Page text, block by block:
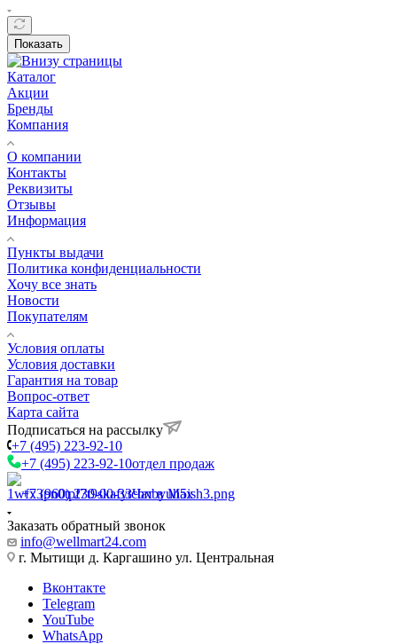
Показать
Каталог
Акции
Бренды
Компания
О компании
Контакты
Реквизиты
Отзывы
Информация
Пункты выдачи
Политика конфиденциальности
Хочу все знать
Новости
Покупателям
Условия оплаты
Условия доставки
Гарантия на товар
Вопрос-ответ
Карта сайта
Подписаться на рассылку
+7 (495) 223-92-10
+7 (495) 223-92-10отдел продаж
+7 (960) 230-00-33Чат в Max
Заказать обратный звонок
info@wellmart24.com
г. Мытищи д. Каргашино ул. Центральная
Вконтакте
Telegram
YouTube
WhatsApp